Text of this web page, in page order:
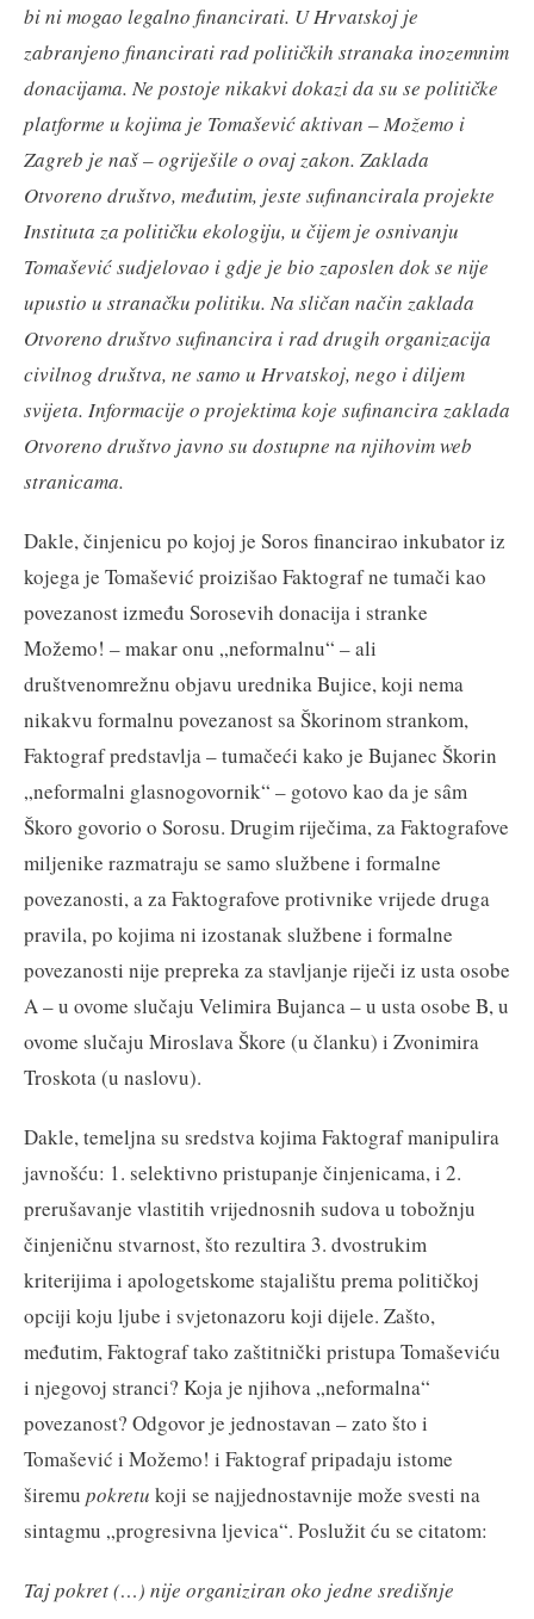
bi ni mogao legalno financirati. U Hrvatskoj je
zabranjeno financirati rad političkih stranaka inozemnim
donacijama. Ne postoje nikakvi dokazi da su se političke
platforme u kojima je Tomašević aktivan – Možemo i
Zagreb je naš – ogriješile o ovaj zakon. Zaklada
Otvoreno društvo, međutim, jeste sufinancirala projekte
Instituta za političku ekologiju, u čijem je osnivanju
Tomašević sudjelovao i gdje je bio zaposlen dok se nije
upustio u stranačku politiku. Na sličan način zaklada
Otvoreno društvo sufinancira i rad drugih organizacija
civilnog društva, ne samo u Hrvatskoj, nego i diljem
svijeta. Informacije o projektima koje sufinancira zaklada
Otvoreno društvo javno su dostupne na njihovim web
stranicama.
Dakle, činjenicu po kojoj je Soros financirao inkubator iz
kojega je Tomašević proizišao Faktograf ne tumači kao
povezanost između Sorosevih donacija i stranke
Možemo! – makar onu „neformalnu“ – ali
društvenomrežnu objavu urednika Bujice, koji nema
nikakvu formalnu povezanost sa Škorinom strankom,
Faktograf predstavlja – tumačeći kako je Bujanec Škorin
„neformalni glasnogovornik“ – gotovo kao da je sȃm
Škoro govorio o Sorosu. Drugim riječima, za Faktografove
miljenike razmatraju se samo službene i formalne
povezanosti, a za Faktografove protivnike vrijede druga
pravila, po kojima ni izostanak službene i formalne
povezanosti nije prepreka za stavljanje riječi iz usta osobe
A – u ovome slučaju Velimira Bujanca – u usta osobe B, u
ovome slučaju Miroslava Škore (u članku) i Zvonimira
Troskota (u naslovu).
Dakle, temeljna su sredstva kojima Faktograf manipulira
javnošću: 1. selektivno pristupanje činjenicama, i 2.
prerušavanje vlastitih vrijednosnih sudova u tobožnju
činjeničnu stvarnost, što rezultira 3. dvostrukim
kriterijima i apologetskome stajalištu prema političkoj
opciji koju ljube i svjetonazoru koji dijele. Zašto,
međutim, Faktograf tako zaštitnički pristupa Tomaševiću
i njegovoj stranci? Koja je njihova „neformalna“
povezanost? Odgovor je jednostavan – zato što i
Tomašević i Možemo! i Faktograf pripadaju istome
širemu pokretu koji se najjednostavnije može svesti na
sintagmu „progresivna ljevica“. Poslužit ću se citatom:
Taj pokret (…) nije organiziran oko jedne središnje